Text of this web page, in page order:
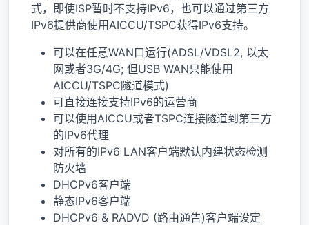
式，即使ISP暂时不支持IPv6，也可以通过第三方
IPv6提供商使用AICCU/TSPC获得IPv6支持。
可以在任意WAN口运行(ADSL/VDSL2, 以太
网或者3G/4G; 但USB WAN只能使用
AICCU/TSPC隧道模式)
可直接连接支持IPv6的运营商
可以使用AICCU或者TSPC连接隧道到第三方
的IPv6代理
对所有的IPv6 LAN客户端默认内建状态检测
防火墙
DHCPv6客户端
静态IPv6客户端
DHCPv6 & RADVD (路由通告)客户端设定